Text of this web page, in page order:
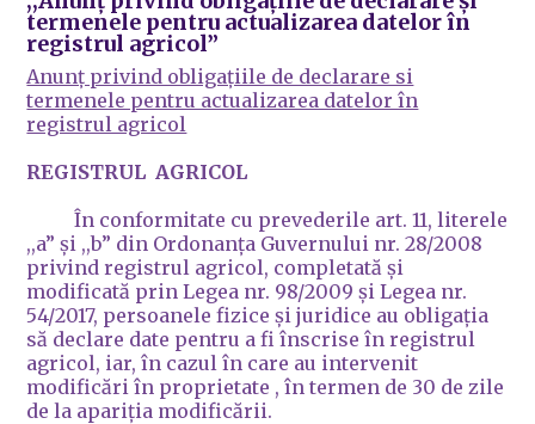
termenele pentru actualizarea datelor în
registrul agricol”
Anunț privind obligațiile de declarare si
termenele pentru actualizarea datelor în
registrul agricol
REGISTRUL AGRICOL
În conformitate cu prevederile art. 11, literele
,,a” şi ,,b” din Ordonanţa Guvernului nr. 28/2008
privind registrul agricol, completată şi
modificată prin Legea nr. 98/2009 și Legea nr.
54/2017, persoanele fizice și juridice au obligația
să declare date pentru a fi înscrise în registrul
agricol, iar, în cazul în care au intervenit
modificări în proprietate , în termen de 30 de zile
de la apariția modificării.